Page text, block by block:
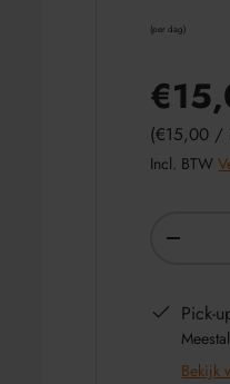
per dag
Eenheid
€15,00 /
Incl. BTW
-
Pick-
Bekijk